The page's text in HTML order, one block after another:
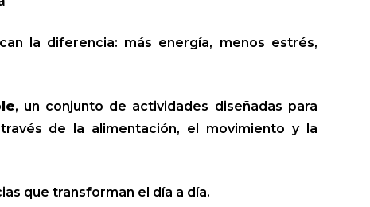
la diferencia: más energía, menos estrés,
, un conjunto de actividades diseñadas para
de la alimentación, el movimiento y la
que transforman el día a día.